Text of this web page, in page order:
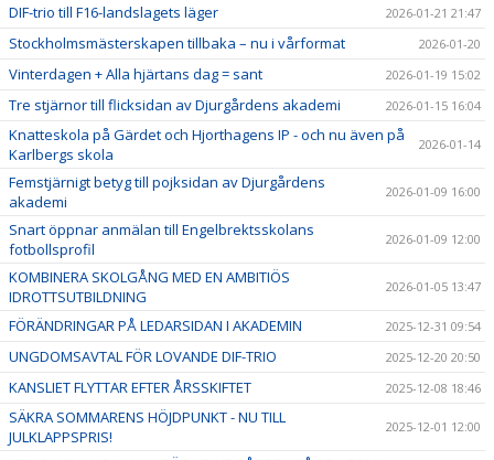
DIF-trio till F16-landslagets läger 2026-01-21 21:47
Stockholmsmästerskapen tillbaka – nu i vårformat 2026-01-20
Vinterdagen + Alla hjärtans dag = sant 2026-01-19 15:02
Tre stjärnor till flicksidan av Djurgårdens akademi 2026-01-15 16:04
Knatteskola på Gärdet och Hjorthagens IP - och nu även på
Karlbergs skola
2026-01-14
Femstjärnigt betyg till pojksidan av Djurgårdens
akademi
2026-01-09 16:00
Snart öppnar anmälan till Engelbrektsskolans
fotbollsprofil
2026-01-09 12:00
KOMBINERA SKOLGÅNG MED EN AMBITIÖS
IDROTTSUTBILDNING
2026-01-05 13:47
FÖRÄNDRINGAR PÅ LEDARSIDAN I AKADEMIN 2025-12-31 09:54
UNGDOMSAVTAL FÖR LOVANDE DIF-TRIO 2025-12-20 20:50
KANSLIET FLYTTAR EFTER ÅRSSKIFTET 2025-12-08 18:46
SÄKRA SOMMARENS HÖJDPUNKT - NU TILL
JULKLAPPSPRIS!
2025-12-01 12:00